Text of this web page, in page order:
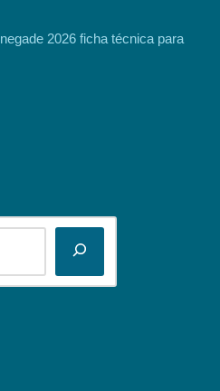
2026 ficha técnica para